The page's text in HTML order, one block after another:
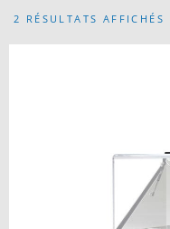
2 RÉSULTATS AFFICHÉS